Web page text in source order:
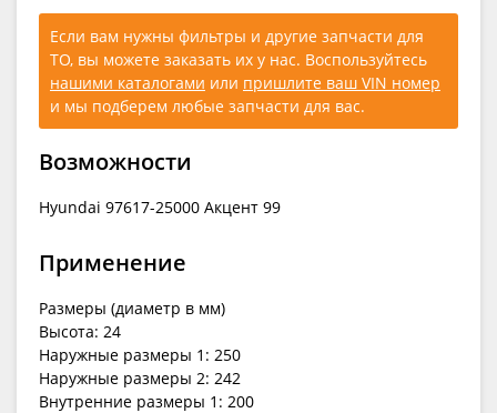
Если вам нужны фильтры и другие запчасти для
ТО, вы можете заказать их у нас. Воспользуйтесь
нашими каталогами или пришлите ваш VIN номер
и мы подберем любые запчасти для вас.
Возможности
Hyundai 97617-25000 Акцент 99
Применение
Размеры (диаметр в мм)
Высота: 24
Наружные размеры 1: 250
Наружные размеры 2: 242
Внутренние размеры 1: 200